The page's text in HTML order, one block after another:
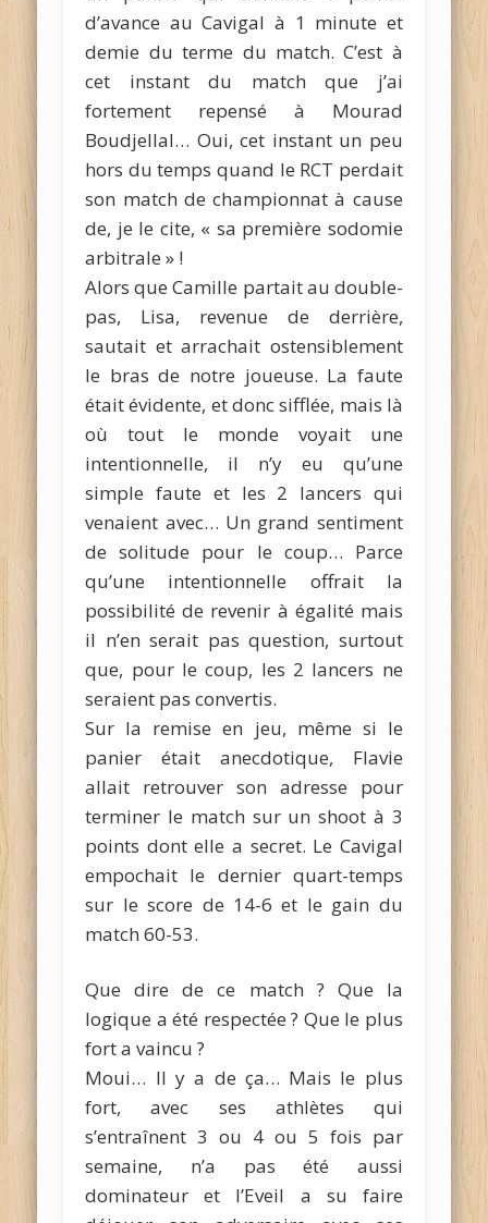
d’avance au Cavigal à 1 minute et
demie du terme du match. C’est à
cet instant du match que j’ai
fortement repensé à Mourad
Boudjellal… Oui, cet instant un peu
hors du temps quand le RCT perdait
son match de championnat à cause
de, je le cite, « sa première sodomie
arbitrale » !
Alors que Camille partait au double-
pas, Lisa, revenue de derrière,
sautait et arrachait ostensiblement
le bras de notre joueuse. La faute
était évidente, et donc sifflée, mais là
où tout le monde voyait une
intentionnelle, il n’y eu qu’une
simple faute et les 2 lancers qui
venaient avec… Un grand sentiment
de solitude pour le coup… Parce
qu’une intentionnelle offrait la
possibilité de revenir à égalité mais
il n’en serait pas question, surtout
que, pour le coup, les 2 lancers ne
seraient pas convertis.
Sur la remise en jeu, même si le
panier était anecdotique, Flavie
allait retrouver son adresse pour
terminer le match sur un shoot à 3
points dont elle a secret. Le Cavigal
empochait le dernier quart-temps
sur le score de 14-6 et le gain du
match 60-53.
Que dire de ce match ? Que la
logique a été respectée ? Que le plus
fort a vaincu ?
Moui… Il y a de ça… Mais le plus
fort, avec ses athlètes qui
s’entraînent 3 ou 4 ou 5 fois par
semaine, n’a pas été aussi
dominateur et l’Eveil a su faire